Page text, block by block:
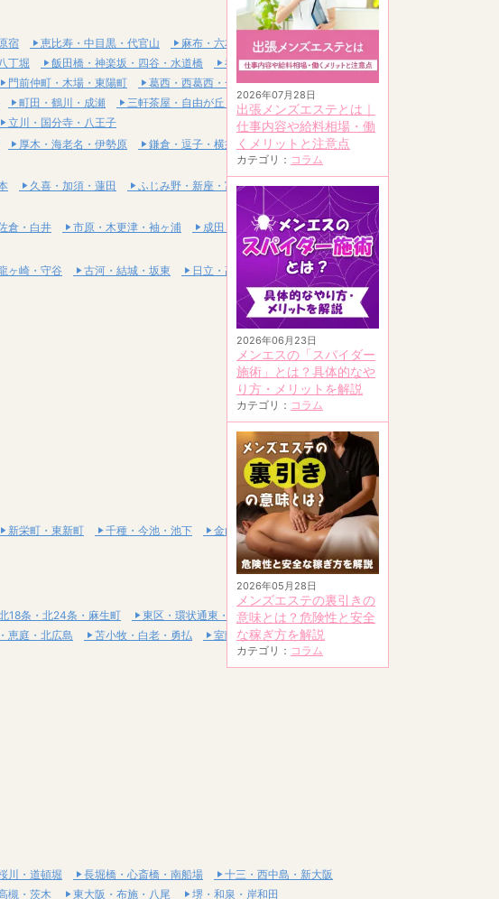
2026年07月28日
出張メンズエステとは｜
仕事内容や給料相場・働
くメリットと注意点
カテゴリ： コラム
2026年06月23日
メンエスの「スパイダー
施術」とは？具体的なや
り方・メリットを解説
カテゴリ： コラム
2026年05月28日
メンズエステの裏引きの
意味とは？危険性と安全
な稼ぎ方を解説
カテゴリ： コラム
宿 恵比寿・中目黒・代官山
麻布・六本木・赤坂
丁堀 飯田橋・神楽坂・四谷・水道橋
神田・秋葉原・浅草橋
門前仲町・木場・東陽町
葛西・西葛西・一之江
町田・鶴川・成瀬
三軒茶屋・自由が丘・二子玉川
立川・国分寺・八王子
厚木・海老名・伊勢原
鎌倉・逗子・横須賀
久喜・加須・蓮田
ふじみ野・新座・富士見
倉・白井 市原・木更津・袖ヶ浦
成田・富里・印西
ヶ崎・守谷 古河・結城・坂東
日立・高萩・常陸太田
新栄町・東新町 千種・今池・池下
金山・熱田
18条・北24条・麻生町
東区・環状通東・新道東
恵庭・北広島 苫小牧・白老・勇払 室蘭・登別・伊達
川・道頓堀 長堀橋・心斎橋・南船場
十三・西中島・新大阪
槻・茨木 東大阪・布施・八尾 堺・和泉・岸和田